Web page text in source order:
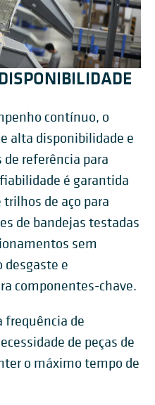
contínuo, o
alta disponibilidade e
referência para
é garantida
de aço para
de bandejas testadas
sem
e
componentes-chave.
frequência de
de peças de
o máximo tempo de